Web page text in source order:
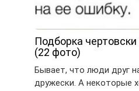
Подборка
(22 фото)
Бывает, что люди друг
дружески. А некоторые